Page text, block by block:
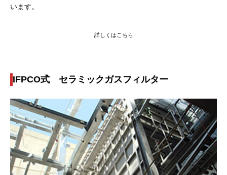
います。
詳しくはこちら
IFPCO式 セラミックガスフィルター